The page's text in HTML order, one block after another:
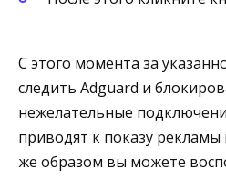
С этого момента за
следить Adguard и
нежелательные
приводят к показу
же образом вы можете